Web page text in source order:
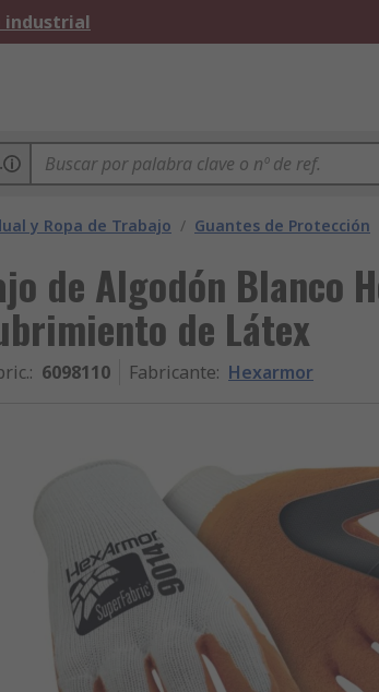
industrial
y Ropa de Trabajo / Guantes de Protección
de Algodón Blanco
de Látex
: 6098110 Fabricante: Hexarmor